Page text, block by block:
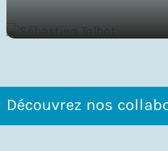
Découvrez nos